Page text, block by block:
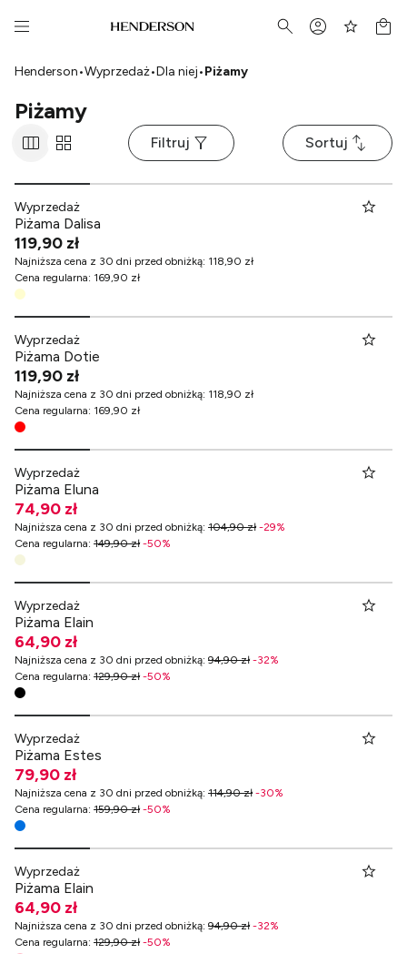
Henderson•Wyprzedaż•Dla niej•Piżamy
Piżamy
Sortuj
Filtruj
Wyprzedaż
Piżama Dalisa
119,90 zł
Najniższa cena z 30 dni przed obniżką: 118,90 zł
Cena regularna: 169,90 zł
Wyprzedaż
Piżama Dotie
119,90 zł
Najniższa cena z 30 dni przed obniżką: 118,90 zł
Cena regularna: 169,90 zł
Wyprzedaż
Piżama Eluna
74,90 zł
Najniższa cena z 30 dni przed obniżką: 104,90 zł -29%
Cena regularna: 149,90 zł -50%
Wyprzedaż
Piżama Elain
64,90 zł
Najniższa cena z 30 dni przed obniżką: 94,90 zł -32%
Cena regularna: 129,90 zł -50%
Wyprzedaż
Piżama Estes
79,90 zł
Najniższa cena z 30 dni przed obniżką: 114,90 zł -30%
Cena regularna: 159,90 zł -50%
Wyprzedaż
Piżama Elain
64,90 zł
Najniższa cena z 30 dni przed obniżką: 94,90 zł -32%
Cena regularna: 129,90 zł -50%